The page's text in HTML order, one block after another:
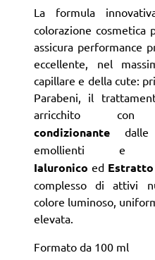
La formula
colorazione cosmetica
assicura performance
eccellente, nel
capillare e della cute:
Parabeni, il
arricchito
condizionante dalle
emollienti e
Ialuronicoed
complesso di attivi
colore luminoso,
elevata.
Formato da 100 ml